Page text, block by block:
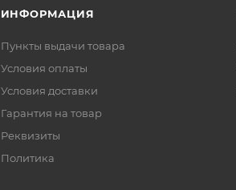
ИНФОРМАЦИЯ
Пункты выдачи товара
Условия оплаты
Условия доставки
Гарантия на товар
Реквизиты
Политика